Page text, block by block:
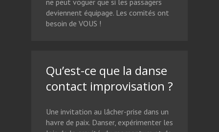
deviennent équipage. Les comités ont
besoin de VOUS !
Qu’est-ce que la danse
contact improvisation ?
Une invitation au lâcher-prise dans un
havre de paix. Danser, expérimenter les